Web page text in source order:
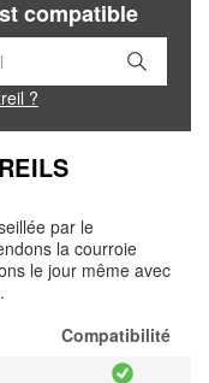
compatible
?
par le
la courroie
le jour même avec
Compatibilité